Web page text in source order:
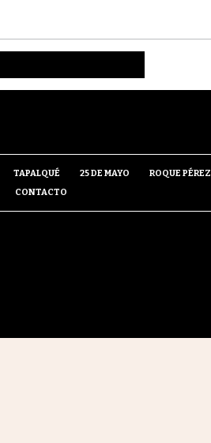
TAPALQUÉ 25 DE MAYO ROQUE PÉREZ
CONTACTO